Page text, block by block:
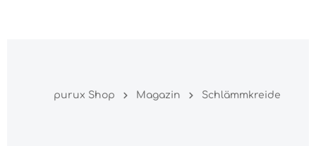
purux Shop Magazin Schlämmkreide